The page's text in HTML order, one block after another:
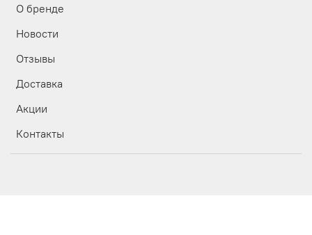
О бренде
Новости
Отзывы
Доставка
Акции
Контакты